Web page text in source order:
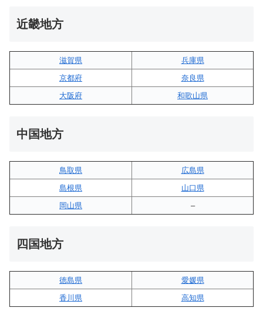
近畿地方
滋賀県
兵庫県
京都府
奈良県
大阪府
和歌山県
中国地方
鳥取県
広島県
島根県
山口県
岡山県
–
四国地方
徳島県
愛媛県
香川県
高知県